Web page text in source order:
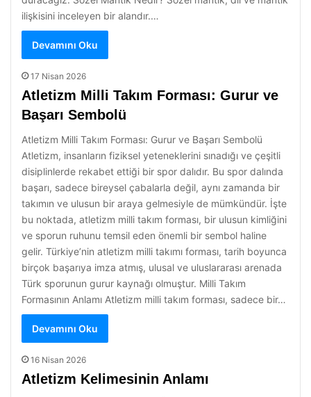
ilişkisini inceleyen bir alandır.…
Devamını Oku
17 Nisan 2026
Atletizm Milli Takım Forması: Gurur ve
Başarı Sembolü
Atletizm Milli Takım Forması: Gurur ve Başarı Sembolü
Atletizm, insanların fiziksel yeteneklerini sınadığı ve çeşitli
disiplinlerde rekabet ettiği bir spor dalıdır. Bu spor dalında
başarı, sadece bireysel çabalarla değil, aynı zamanda bir
takımın ve ulusun bir araya gelmesiyle de mümkündür. İşte
bu noktada, atletizm milli takım forması, bir ulusun kimliğini
ve sporun ruhunu temsil eden önemli bir sembol haline
gelir. Türkiye’nin atletizm milli takımı forması, tarih boyunca
birçok başarıya imza atmış, ulusal ve uluslararası arenada
Türk sporunun gurur kaynağı olmuştur. Milli Takım
Formasının Anlamı Atletizm milli takım forması, sadece bir…
Devamını Oku
16 Nisan 2026
Atletizm Kelimesinin Anlamı